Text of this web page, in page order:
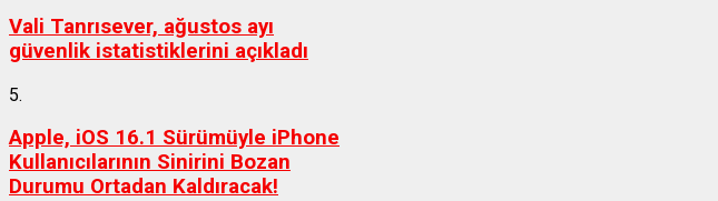
Vali Tanrısever, ağustos ayı
güvenlik istatistiklerini açıkladı
5.
Apple, iOS 16.1 Sürümüyle iPhone
Kullanıcılarının Sinirini Bozan
Durumu Ortadan Kaldıracak!